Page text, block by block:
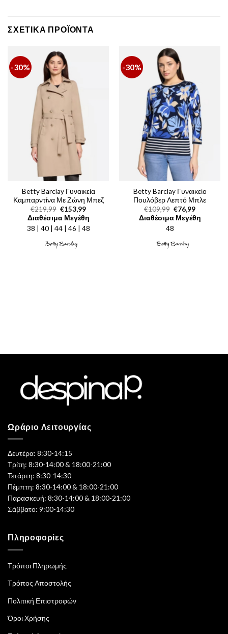
ΣΧΕΤΙΚΆ ΠΡΟΪΌΝΤΑ
-30%
Betty Barclay Γυναικεία
Καμπαρντίνα Με Ζώνη Μπεζ
€219,99 Original
price
was:
€219,99.
€153,99Η
τρέχουσα
τιμή
είναι:
Διαθέσιμα Μεγέθη
38 | 40 | 44 | 46 | 48
-30%
Betty Barclay Γυναικείο
Πουλόβερ Λεπτό Μπλε
€109,99 Original
price
was:
€109,99.
€76,99Η
τρέχουσα
τιμή
Διαθέσιμα Μεγέθη
48
Ωράριο Λειτουργίας
Δευτέρα: 8:30-14:15
Τρίτη: 8:30-14:00 & 18:00-21:00
Τετάρτη: 8:30-14:30
Πέμπτη: 8:30-14:00 & 18:00-21:00
Παρασκευή: 8:30-14:00 & 18:00-21:00
Σάββατο: 9:00-14:30
Πληροφορίες
Τρόποι Πληρωμής
Τρόπος Αποστολής
Πολιτική Επιστροφών
Όροι Χρήσης